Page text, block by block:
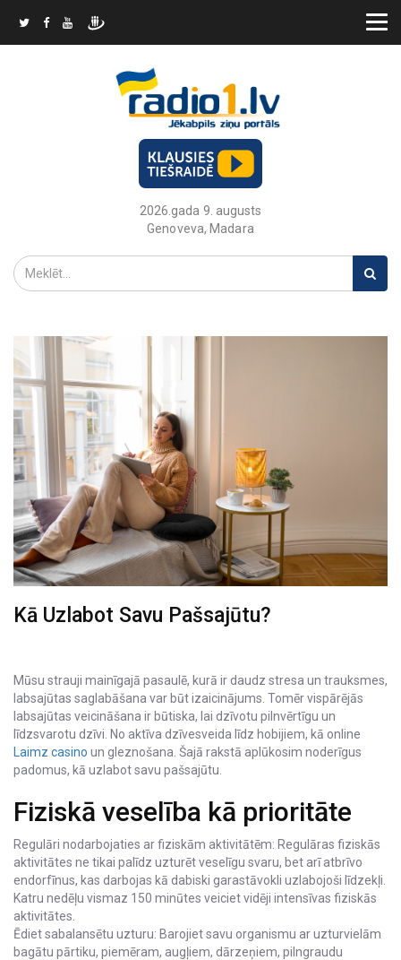
2026.gada 9. augusts
Genoveva, Madara
Kā Uzlabot Savu Pašsajūtu?
Mūsu strauji mainīgajā pasaulē, kurā ir daudz stresa un trauksmes,
labsajūtas saglabāšana var būt izaicinājums. Tomēr vispārējās
labsajūtas veicināšana ir būtiska, lai dzīvotu pilnvērtīgu un
līdzsvarotu dzīvi. No aktīva dzīvesveida līdz hobijiem, kā online
Laimz casino un gleznošana. Šajā rakstā aplūkosim noderīgus
padomus, kā uzlabot savu pašsajūtu.
Fiziskā veselība kā prioritāte
Regulāri nodarbojaties ar fiziskām aktivitātēm: Regulāras fiziskās
aktivitātes ne tikai palīdz uzturēt veselīgu svaru, bet arī atbrīvo
endorfīnus, kas darbojas kā dabiski garastāvokli uzlabojoši līdzekļi.
Katru nedēļu vismaz 150 minūtes veiciet vidēji intensīvas fiziskās
aktivitātes.
Ēdiet sabalansētu uzturu: Barojiet savu organismu ar uzturvielām
bagātu pārtiku, piemēram, augļiem, dārzeņiem, pilngraudu